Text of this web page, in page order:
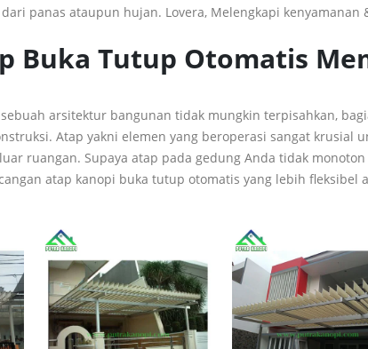
panas ataupun hujan. Lovera, Melengkapi kenyamanan
Buka Tutup Otomatis
arsitektur bangunan tidak mungkin terpisahkan,
Atap yakni elemen yang beroperasi sangat krusial
ruangan. Supaya atap pada gedung Anda tidak
atap kanopi buka tutup otomatis yang lebih